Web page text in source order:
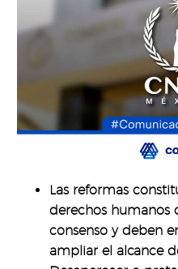
Las reformas
derechos humanos
consenso y deben
ampliar el alcance